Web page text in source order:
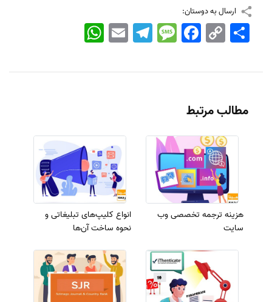
ارسال به دوستان:
WhatsApp EmailTelegramMessageFacebook Copy
Link
اشتراک
مطالب مرتبط
هزینه‌ ترجمه تخصصی وب
سایت
انواع کلیپ‌های تبلیغاتی و
نحوه ساخت آن‌ها